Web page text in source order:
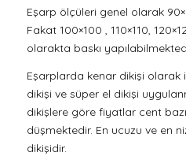
Eşarp ölçüleri genel olarak
Fakat 100×100 , 110×110,
olarakta baskı
Eşarplarda kenar dikişi olarak
dikişi ve süper el dikişi
dikişlere göre fiyatlar cent
düşmektedir. En ucuzu ve en
dikişidir.